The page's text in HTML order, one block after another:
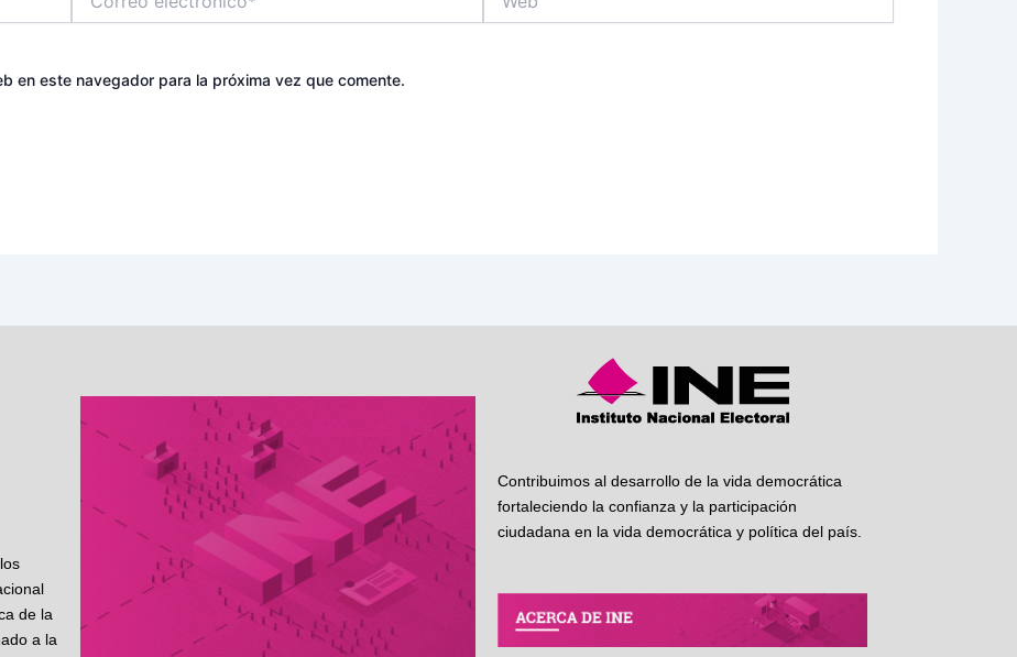
electrónico*
en este navegador para la próxima vez que comente.
de la
a la
Contribuimos al desarrollo de la vida democrática
fortaleciendo la confianza y la participación
ciudadana en la vida democrática y política del país.